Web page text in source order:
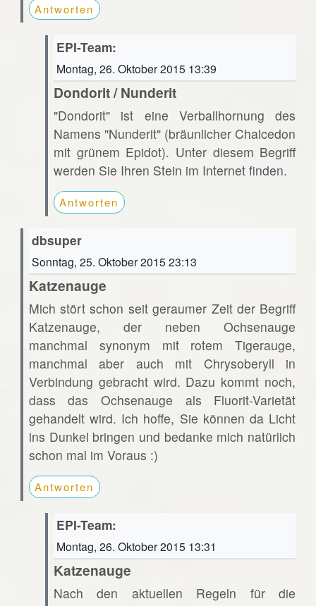
Antworten
EPI-Team:
Montag, 26. Oktober 2015 13:39
Dondorit / Nunderit
"Dondorit" ist eine Verballhornung des
Namens "Nunderit" (bräunlicher Chalcedon
mit grünem Epidot). Unter diesem Begriff
werden Sie Ihren Stein im Internet finden.
Antworten
dbsuper
Sonntag, 25. Oktober 2015 23:13
Katzenauge
Mich stört schon seit geraumer Zeit der Begriff
Katzenauge, der neben Ochsenauge
manchmal synonym mit rotem Tigerauge,
manchmal aber auch mit Chrysoberyll in
Verbindung gebracht wird. Dazu kommt noch,
dass das Ochsenauge als Fluorit-Varietät
gehandelt wird. Ich hoffe, Sie können da Licht
ins Dunkel bringen und bedanke mich natürlich
schon mal im Voraus :)
Antworten
EPI-Team:
Montag, 26. Oktober 2015 13:31
Katzenauge
Nach den aktuellen Regeln für die